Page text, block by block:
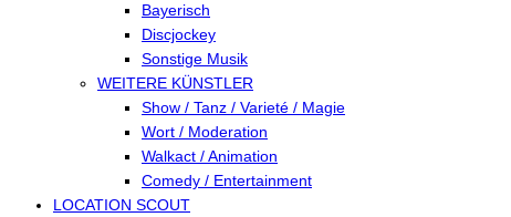
Bayerisch
Discjockey
Sonstige Musik
WEITERE KÜNSTLER
Show / Tanz / Varieté / Magie
Wort / Moderation
Walkact / Animation
Comedy / Entertainment
LOCATION SCOUT